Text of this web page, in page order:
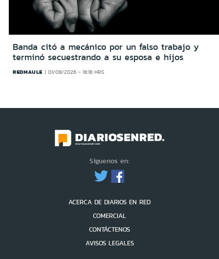
Banda citó a mecánico por un falso trabajo y
terminó secuestrando a su esposa e hijos
REDMAULE 01/08/2026 - 18:18 HRS
Síguenos en:
ACERCA DE DIARIOS EN RED
COMERCIAL
CONTÁCTENOS
AVISOS LEGALES